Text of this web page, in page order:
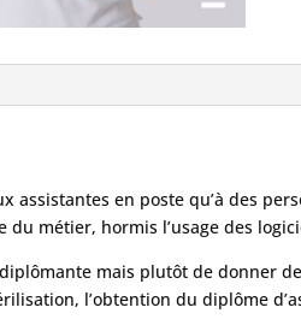
assistantes en poste qu’à des
du métier, hormis l’usage des
mais plutôt de donner
l’obtention du diplôme